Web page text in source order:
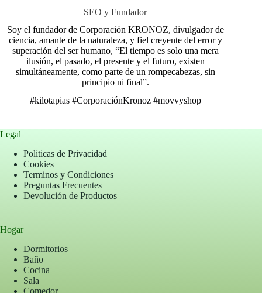
SEO y Fundador
Soy el fundador de Corporación KRONOZ, divulgador de
ciencia, amante de la naturaleza, y fiel creyente del error y
superación del ser humano, “El tiempo es solo una mera
ilusión, el pasado, el presente y el futuro, existen
simultáneamente, como parte de un rompecabezas, sin
principio ni final”.
#kilotapias #CorporaciónKronoz #movvyshop
Legal
Politicas de Privacidad
Cookies
Terminos y Condiciones
Preguntas Frecuentes
Devolución de Productos
Hogar
Dormitorios
Baño
Cocina
Sala
Comedor